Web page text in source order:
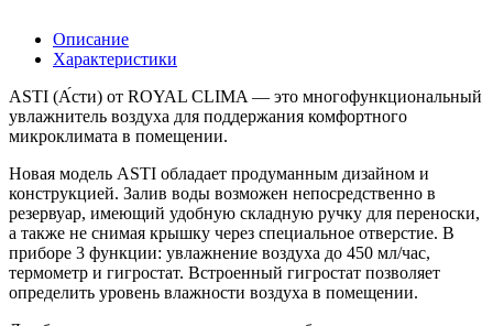
Описание
Характеристики
ASTI (А́сти) от ROYAL CLIMA — это многофункциональный
увлажнитель воздуха для поддержания комфортного
микроклимата в помещении.
Новая модель ASTI обладает продуманным дизайном и
конструкцией. Залив воды возможен непосредственно в
резервуар, имеющий удобную складную ручку для переноски,
а также не снимая крышку через специальное отверстие. В
приборе 3 функции: увлажнение воздуха до 450 мл/час,
термометр и гигростат. Встроенный гигростат позволяет
определить уровень влажности воздуха в помещении.